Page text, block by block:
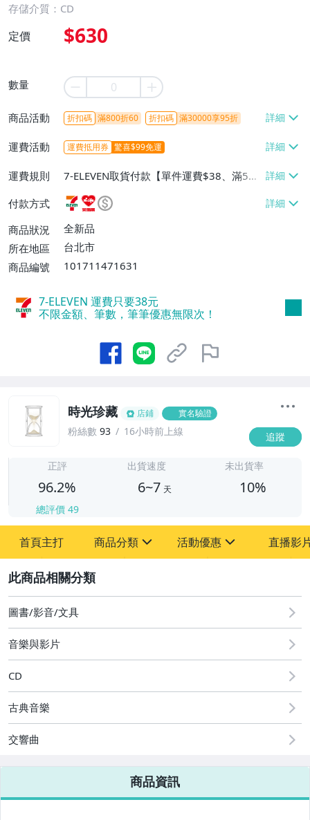
存儲介質：CD
定價 $630
數量
商品活動 折扣碼 滿800折60 折扣碼 滿30000享95折
運費活動 運費抵用券 驚喜$99免運
運費規則
7-ELEVEN取貨付款【單件運費$38、滿5件
或消費滿$1298免運費】、7-ELEVEN取貨
不付款【免運費】、萊爾富取貨付款【單件
運費$60、滿5件或消費滿$1298免運
費】、宅配/貨運【單件運費$120、滿5件
付款方式
商品狀況
全新品
所在地區
台北市
商品編號
101711471631
7-ELEVEN 運費只要38元
不限金額、筆數，筆筆優惠無限次！
時光珍藏 店鋪 實名驗證
粉絲數 93 16小時前上線 追蹤
正評
96.2%
總評價 49
出貨速度
6~7 天
未出貨率
10%
首頁主打 商品分類
其它
活動優惠
[全店] 粉絲專享
[全店] 週年慶
直播影
圖書/影音/文具
音樂與影片
CD
古典音樂
交響曲
商品資訊